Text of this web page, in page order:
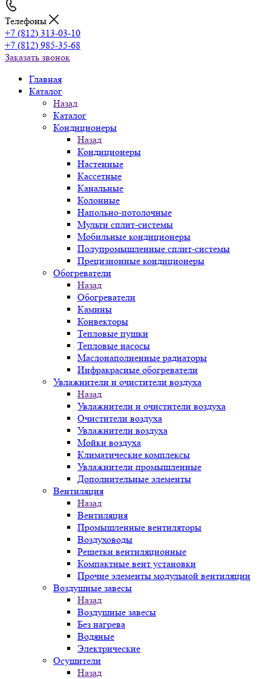
Телефоны
+7 (812) 313-03-10
+7 (812) 985-35-68
Заказать звонок
Главная
Каталог
Назад
Каталог
Кондиционеры
Назад
Кондиционеры
Настенные
Кассетные
Канальные
Колонные
Напольно-потолочные
Мульти сплит-системы
Мобильные кондиционеры
Полупромышленные сплит-системы
Прецизионные кондиционеры
Обогреватели
Назад
Обогреватели
Камины
Конвекторы
Тепловые пушки
Тепловые насосы
Маслонаполненные радиаторы
Инфракрасные обогреватели
Увлажнители и очистители воздуха
Назад
Увлажнители и очистители воздуха
Очистители воздуха
Увлажнители воздуха
Мойки воздуха
Климатические комплексы
Увлажнители промышленные
Дополнительные элементы
Вентиляция
Назад
Вентиляция
Промышленные вентиляторы
Воздуховоды
Решетки вентиляционные
Компактные вент установки
Прочие элементы модульной вентиляции
Воздушные завесы
Назад
Воздушные завесы
Без нагрева
Водяные
Электрические
Осушители
Назад